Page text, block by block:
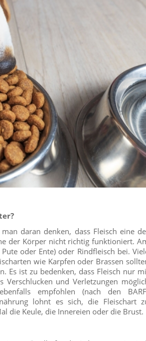
daran denken, dass Fleisch eine
der Körper nicht richtig funktioniert.
oder Ente) oder Rindfleisch bei.
wie Karpfen oder Brassen
Es ist zu bedenken, dass Fleisch nur
und Verletzungen
empfohlen (nach den
lohnt es sich, die Fleischart
die Keule, die Innereien oder die Brust.